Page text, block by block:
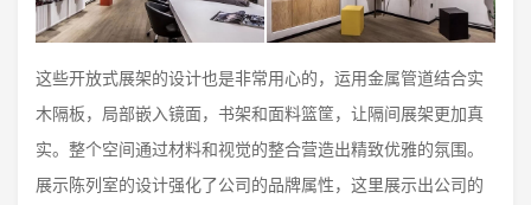
这些开放式展架的设计也是非常用心的，运用金属管道结合实
木隔板，局部嵌入镜面，书架和面料篮筐，让隔间展架更加真
实。整个空间通过材料和视觉的整合营造出精致优雅的氛围。
展示陈列室的设计强化了公司的品牌属性，这里展示出公司的